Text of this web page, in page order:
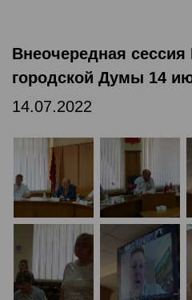
Внеочередная сессия
городской Думы 14
14.07.2022